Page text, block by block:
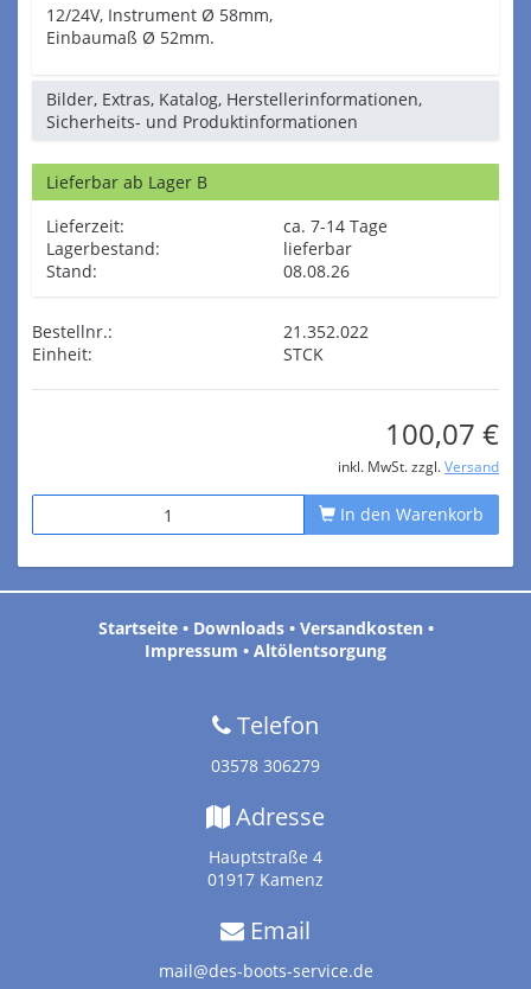
12/24V, Instrument Ø 58mm,
Einbaumaß Ø 52mm.
Bilder, Extras, Katalog, Herstellerinformationen,
Sicherheits- und Produktinformationen
Lieferbar ab Lager B
Lieferzeit:
ca. 7-14 Tage
Lagerbestand:
lieferbar
Stand:
08.08.26
Bestellnr.:
21.352.022
Einheit:
STCK
100,07 €
inkl. MwSt. zzgl. Versand
In den Warenkorb
Startseite• Downloads• Versandkosten•
Impressum • Altölentsorgung
Telefon
03578 306279
Adresse
Hauptstraße 4
01917 Kamenz
Email
mail@des-boots-service.de